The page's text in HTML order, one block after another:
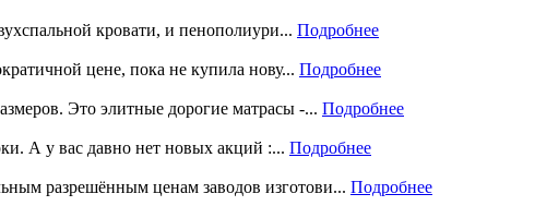
кровати, и пенополиури... Подробнее
цене, пока не купила нову... Подробнее
Это элитные дорогие матрасы -... Подробнее
А у вас давно нет новых акций :... Подробнее
разрешённым ценам заводов изготови... Подробнее